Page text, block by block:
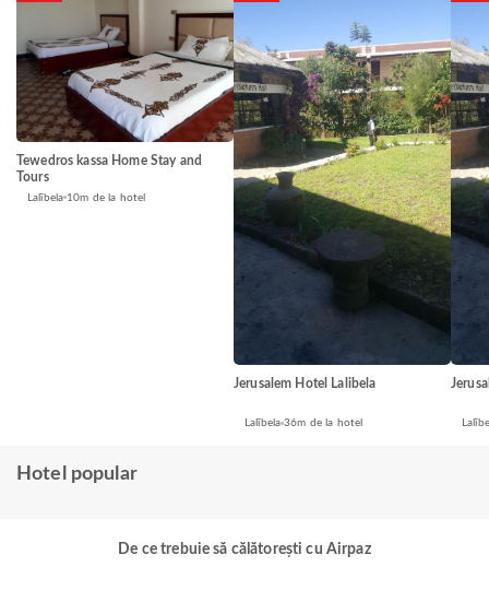
Tewedros kassa Home Stay and
Tours
Lalībela 10m de la hotel
Jerusalem Hotel Lalibela
Lalībela 36m de la hotel
Hotel popular
De ce trebuie să călătorești cu Airpaz